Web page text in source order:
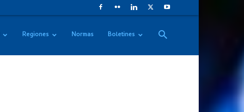
Regiones Normas Boletines